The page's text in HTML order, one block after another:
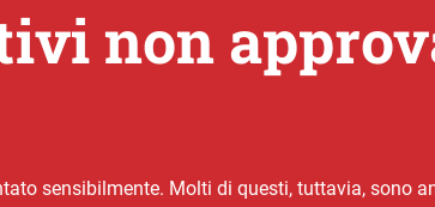
non
sensibilmente. Molti di questi, tuttavia, sono